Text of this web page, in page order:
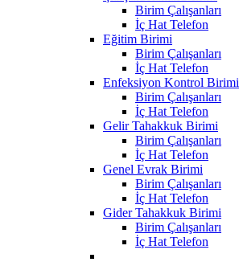
Birim Çalışanları
İç Hat Telefon
Eğitim Birimi
Birim Çalışanları
İç Hat Telefon
Enfeksiyon Kontrol Birimi
Birim Çalışanları
İç Hat Telefon
Gelir Tahakkuk Birimi
Birim Çalışanları
İç Hat Telefon
Genel Evrak Birimi
Birim Çalışanları
İç Hat Telefon
Gider Tahakkuk Birimi
Birim Çalışanları
İç Hat Telefon